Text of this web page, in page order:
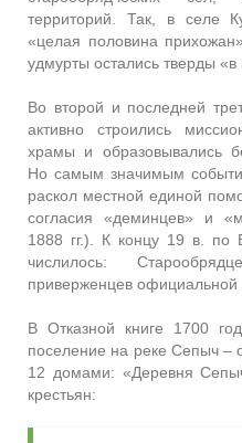
территорий. Так, в селе
«целая половина
удмурты остались тверды «в
Во второй и последней
активно строились
храмы и образовывались
Но самым значимым
раскол местной единой
согласия «деминцев» и
1888 гг.). К концу 19 в. по
числилось:
приверженцев официальной
В Отказной книге 1700
поселение на реке Сепыч –
12 домами: «Деревня
крестьян: